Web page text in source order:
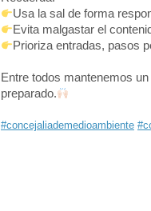
Usa la sal de forma
Evita malgastar el
Prioriza entradas, pasos
Entre todos mantenemos
preparado.
#concejaliademedioambiente